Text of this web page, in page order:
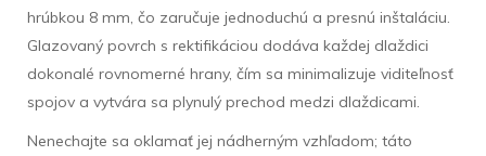
hrúbkou 8 mm, čo zaručuje jednoduchú a presnú inštaláciu.
Glazovaný povrch s rektifikáciou dodáva každej dlaždici
dokonalé rovnomerné hrany, čím sa minimalizuje viditeľnosť
spojov a vytvára sa plynulý prechod medzi dlaždicami.
Nenechajte sa oklamať jej nádherným vzhľadom; táto